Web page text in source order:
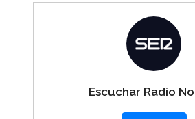
Escuchar Radio